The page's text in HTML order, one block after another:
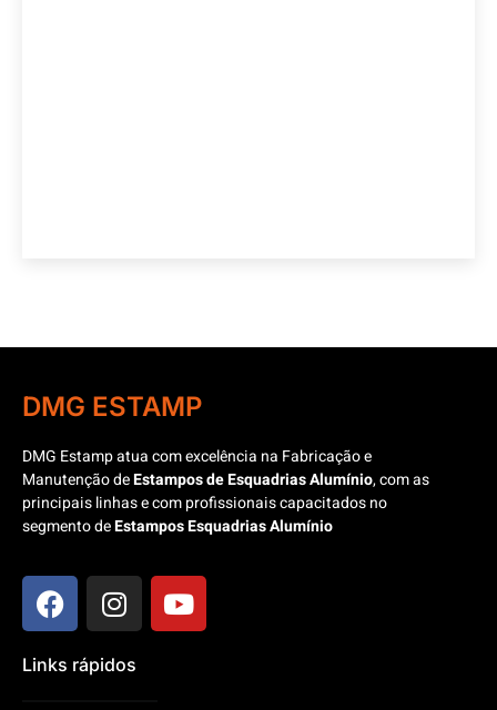
DMG ESTAMP
DMG Estamp atua com excelência na Fabricação e
Manutenção deEstampos de Esquadrias Alumínio, com as
principais linhas e com profissionais capacitados no
segmento deEstampos Esquadrias Alumínio
Links rápidos